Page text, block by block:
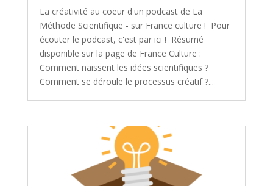
La créativité au coeur d'un podcast de La
Méthode Scientifique - sur France culture ! Pour
écouter le podcast, c'est par ici ! Résumé
disponible sur la page de France Culture :
Comment naissent les idées scientifiques ?
Comment se déroule le processus créatif ?...